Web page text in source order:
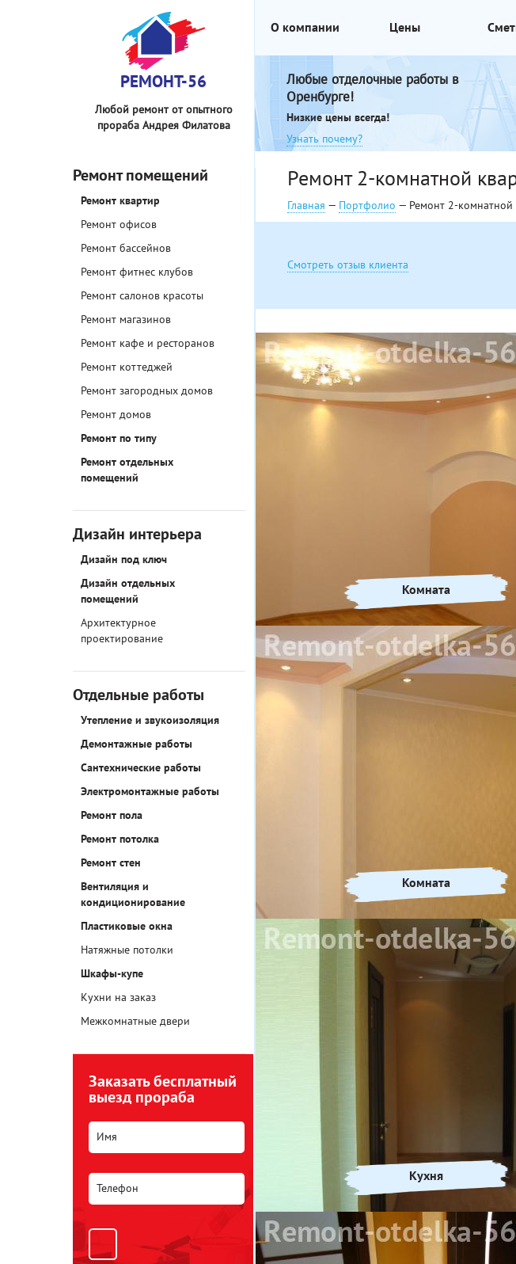
РЕМОНТ-56
Любой ремонт от опытного
прораба Андрея Филатова
О компании Цены
Любые отделочные работы в
Оренбурге!
Низкие цены всегда!
Узнать почему?
Ремонт помещений
Ремонт квартир
Ремонт офисов
Ремонт бассейнов
Ремонт фитнес клубов
Ремонт салонов красоты
Ремонт магазинов
Ремонт кафе и ресторанов
Ремонт коттеджей
Ремонт загородных домов
Ремонт домов
Ремонт по типу
Ремонт отдельных
помещений
Дизайн интерьера
Дизайн под ключ
Дизайн отдельных
помещений
Архитектурное
проектирование
Отдельные работы
Утепление и звукоизоляция
Демонтажные работы
Сантехнические работы
Электромонтажные работы
Ремонт пола
Ремонт потолка
Ремонт стен
Вентиляция и
кондиционирование
Пластиковые окна
Натяжные потолки
Шкафы-купе
Кухни на заказ
Межкомнатные двери
Заказать бесплатный
выезд прораба
Ремонт 2-комнатной
Главная — Портфолио — Ремонт 2-
Смотреть отзыв клиента
Комната
Комната
Кухня